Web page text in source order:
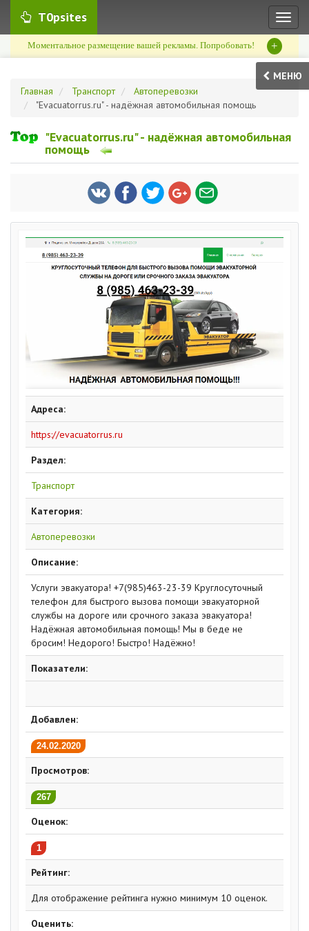
T0psites
Моментальное размещение вашей рекламы. Попробовать! +
МЕНЮ
Главная
Транспорт
Автоперевозки
"Evacuatorrus.ru" - надёжная автомобильная помощь
"Evacuatorrus.ru" - надёжная автомобильная
помощь
Адреса:
https://evacuatorrus.ru
Раздел:
Транспорт
Категория:
Автоперевозки
Описание:
Услуги эвакуатора! +7(985)463-23-39 Круглосуточный
телефон для быстрого вызова помощи эвакуаторной
службы на дороге или срочного заказа эвакуатора!
Надёжная автомобильная помощь! Мы в беде не
бросим! Недорого! Быстро! Надёжно!
Показатели:
Добавлен:
24.02.2020
Просмотров:
267
Оценок:
1
Рейтинг:
Для отображение рейтинга нужно минимум 10 оценок.
Оценить: